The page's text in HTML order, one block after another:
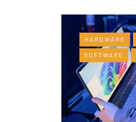
HARDWARE
SOFTWARE